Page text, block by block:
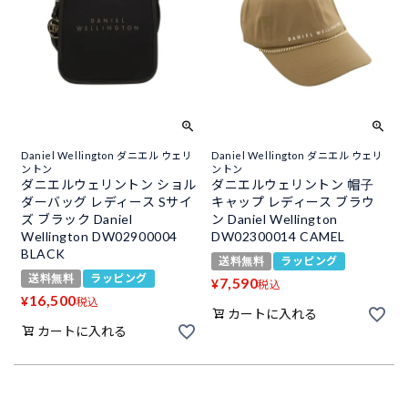
Daniel Wellington ダニエル ウェリ
ントン
ダニエルウェリントン ショル
ダーバッグ レディース Sサイ
ズ ブラック Daniel
Wellington DW02900004
BLACK
送料無料 ラッピング
¥16,500税込
カートに入れる
Daniel Wellington ダニエル ウェリ
ントン
ダニエルウェリントン 帽子
キャップ レディース ブラウ
ン Daniel Wellington
DW02300014 CAMEL
送料無料 ラッピング
¥7,590税込
カートに入れる